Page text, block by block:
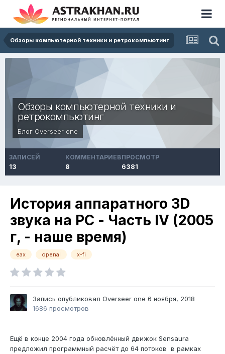
Обзоры компьютерной техники и ретрокомпьютинг
Обзоры компьютерной техники и
ретрокомпьютинг
Блог Overseer one
ЗАПИСЕЙ
13
КОММЕНТАРИЕВ
8
ПРОСМОТР
6381
История аппаратного 3D
звука на PC - Часть IV (2005
г, - наше время)
eax openal x-fi
Запись опубликовал Overseer one 6 ноября, 2018
1686 просмотров
Ещё в конце 2004 года обновлённый движок Sensaura
предложил программный расчёт до 64 потоков в рамках